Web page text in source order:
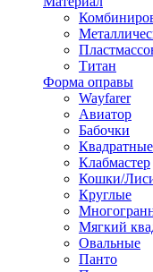
Титан
Форма оправы
Wayfarer
Авиатор
Бабочки
Квадратные
Клабмастер
Кошки/
Круглые
Мягкий
Овальные
Панто